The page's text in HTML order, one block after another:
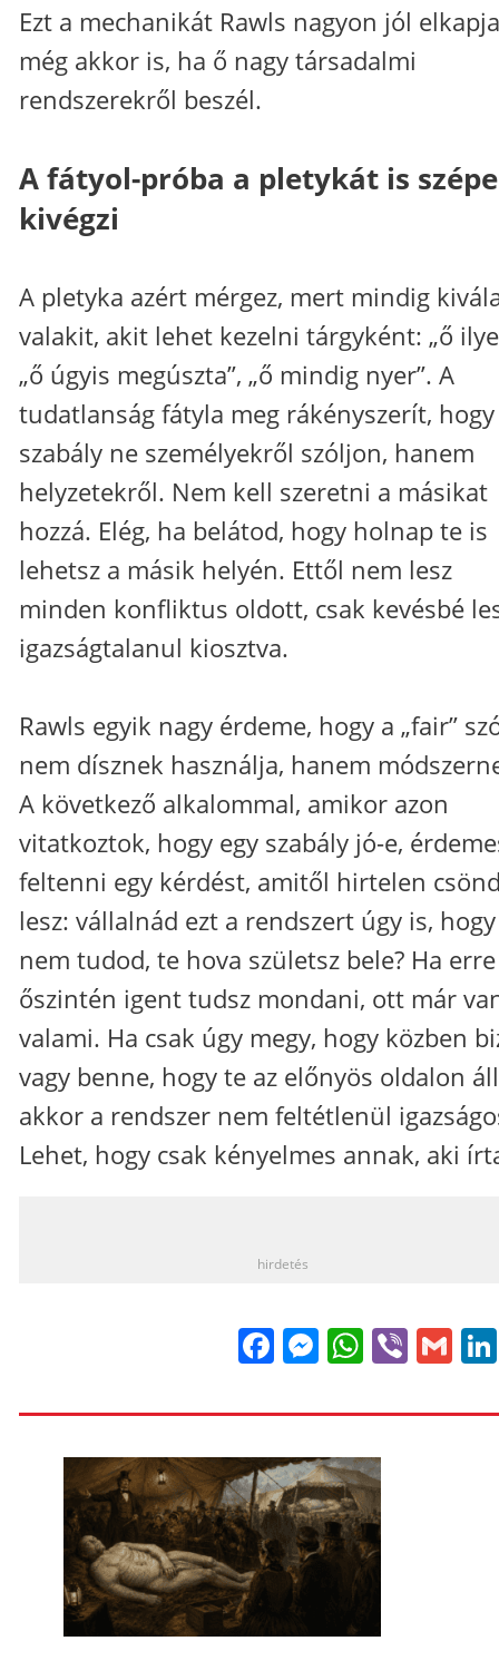
Ezt a mechanikát Rawls nagyon jól
még akkor is, ha ő nagy társadalmi
rendszerekről beszél.
A fátyol-próba a pletykát is
kivégzi
A pletyka azért mérgez, mert mindig
valakit, akit lehet kezelni tárgyként: „ő
„ő úgyis megúszta”, „ő mindig nyer”. A
tudatlanság fátyla meg rákényszerít,
szabály ne személyekről szóljon, hanem
helyzetekről. Nem kell szeretni a másikat
hozzá. Elég, ha belátod, hogy holnap te is
lehetsz a másik helyén. Ettől nem lesz
minden konfliktus oldott, csak kevésbé
igazságtalanul kiosztva.
Rawls egyik nagy érdeme, hogy a „fair”
nem dísznek használja, hanem
A következő alkalommal, amikor azon
vitatkoztok, hogy egy szabály jó-e,
feltenni egy kérdést, amitől hirtelen
lesz: vállalnád ezt a rendszert úgy is, hogy
nem tudod, te hova születsz bele? Ha erre
őszintén igent tudsz mondani, ott már
valami. Ha csak úgy megy, hogy közben
vagy benne, hogy te az előnyös oldalon
akkor a rendszer nem feltétlenül
Lehet, hogy csak kényelmes annak, aki
hirdetés
FacebookViber